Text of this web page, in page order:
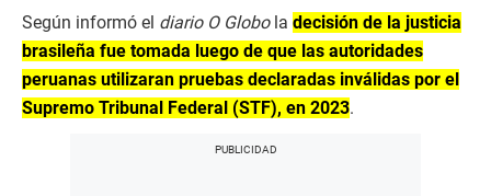
Según informó el diario O Globola decisión de la justicia
brasileña fue tomada luego de que las autoridades
peruanas utilizaran pruebas declaradas inválidas por el
Supremo Tribunal Federal (STF), en 2023.